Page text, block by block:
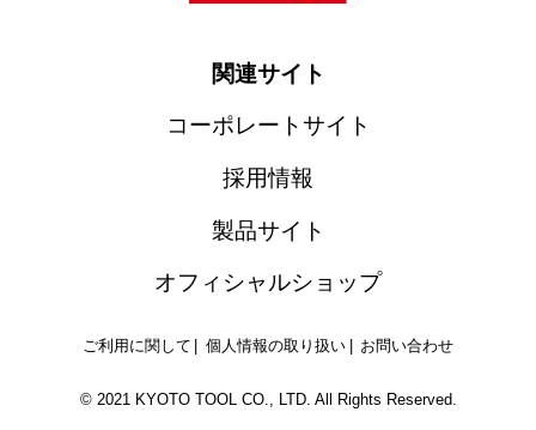
関連サイト
コーポレートサイト
採用情報
製品サイト
オフィシャルショップ
ご利用に関して 個人情報の取り扱い お問い合わせ
© 2021 KYOTO TOOL CO., LTD. All Rights Reserved.